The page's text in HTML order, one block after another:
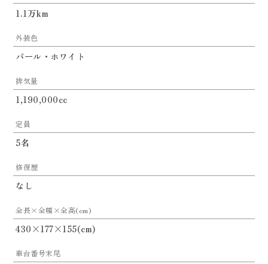
1.1万km
外装色
パール・ホワイト
排気量
1,190,000cc
定員
5名
修復歴
なし
全長×全幅×全高(cm)
430×177×155(cm)
車台番号末尾